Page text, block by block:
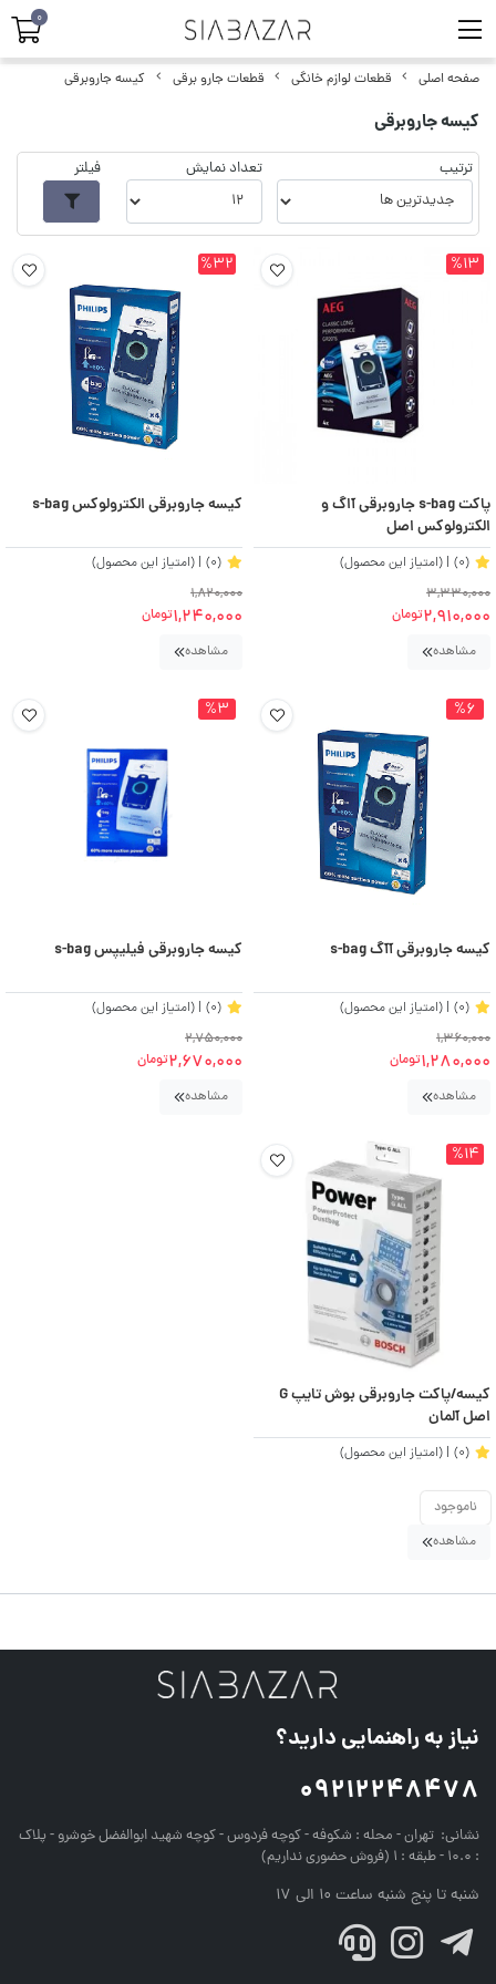
صفحه اصلی قطعات لوازم خانگی قطعات جارو برقی کیسه جاروبرقی
کیسه جاروبرقی
ترتیب تعداد نمایش فیلتر
%13
پاکت s-bag جاروبرقی آاگ و
الکترولوکس اصل
(0)
| (امتیاز این محصول)
3,330,000
2,910,000تومان
مشاهده
%32
کیسه جاروبرقی الکترولوکس s-bag
(0)
| (امتیاز این محصول)
1,820,000
1,240,000تومان
مشاهده
%6
کیسه جاروبرقی آآگ s-bag
(0)
| (امتیاز این محصول)
1,360,000
1,280,000تومان
مشاهده
%3
کیسه جاروبرقی فیلیپس s-bag
(0)
| (امتیاز این محصول)
2,750,000
2,670,000تومان
مشاهده
%14
کیسه/پاکت جاروبرقی بوش تایپ G
اصل آلمان
(0) | (امتیاز این محصول)
ناموجود
مشاهده
نیاز به راهنمایی دارید؟
09212248478
نشانی: تهران - محله : شکوفه - کوچه فردوس - کوچه شهید ابوالفضل خوشرو - پلاک
: 10.0 - طبقه : 1 (فروش حضوری نداریم)
شنبه تا پنج شنبه ساعت 10 الی 17
0